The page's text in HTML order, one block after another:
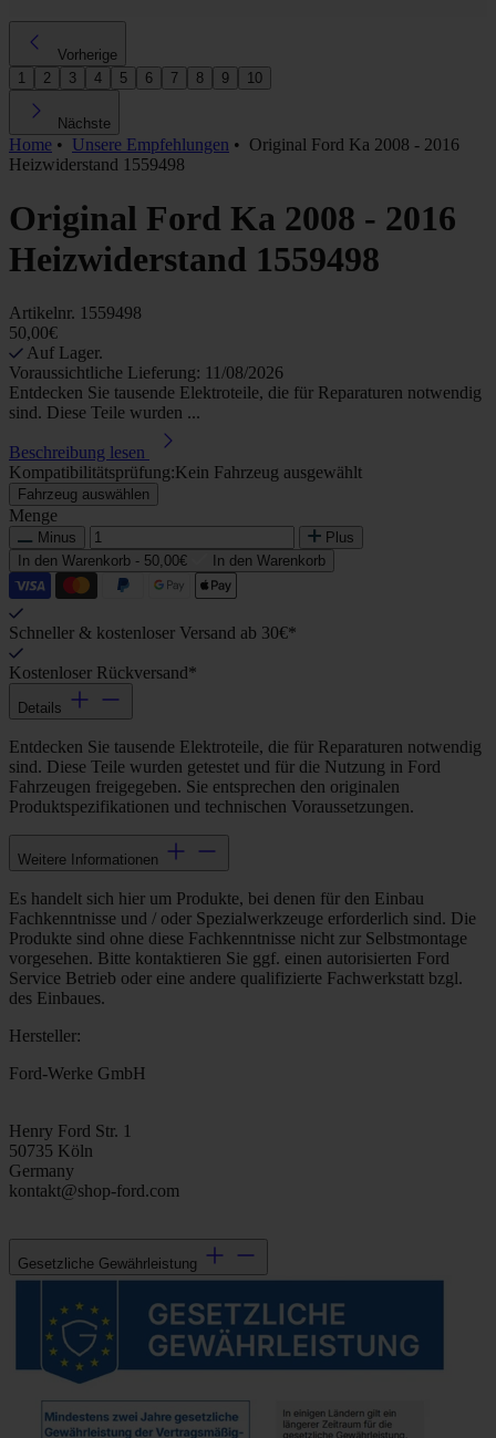
Vorherige
1
2 3 4 5 6 7 8 9 10
Nächste
Home • Unsere Empfehlungen • Original Ford Ka 2008 - 2016
Heizwiderstand 1559498
Original Ford Ka 2008 - 2016
Heizwiderstand 1559498
Artikelnr. 1559498
50,00€
Auf Lager.
Voraussichtliche Lieferung: 11/08/2026
Entdecken Sie tausende Elektroteile, die für Reparaturen notwendig
sind. Diese Teile wurden ...
Beschreibung lesen
Kompatibilitätsprüfung:Kein Fahrzeug ausgewählt
Fahrzeug auswählen
Menge
Minus
Plus
In den Warenkorb - 50,00€ In den Warenkorb
Schneller & kostenloser Versand ab 30€*
Kostenloser Rückversand*
Details
Entdecken Sie tausende Elektroteile, die für Reparaturen notwendig
sind. Diese Teile wurden getestet und für die Nutzung in Ford
Fahrzeugen freigegeben. Sie entsprechen den originalen
Produktspezifikationen und technischen Voraussetzungen.
Weitere Informationen
Es handelt sich hier um Produkte, bei denen für den Einbau
Fachkenntnisse und / oder Spezialwerkzeuge erforderlich sind. Die
Produkte sind ohne diese Fachkenntnisse nicht zur Selbstmontage
vorgesehen. Bitte kontaktieren Sie ggf. einen autorisierten Ford
Service Betrieb oder eine andere qualifizierte Fachwerkstatt bzgl.
des Einbaues.
Hersteller:
Ford-Werke GmbH
Henry Ford Str. 1
50735 Köln
Germany
kontakt@shop-ford.com
Gesetzliche Gewährleistung